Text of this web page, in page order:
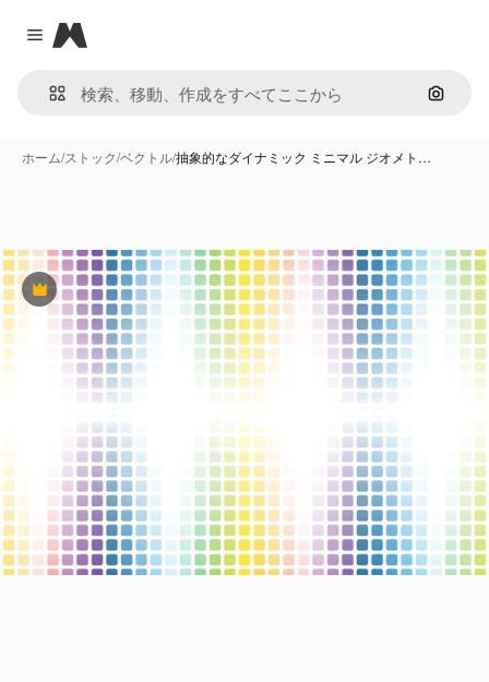
Close menu
Magnific
画像で
ホーム/ストック/ベクトル/抽象的なダイナミック ミニマル ジオメト…
Premium